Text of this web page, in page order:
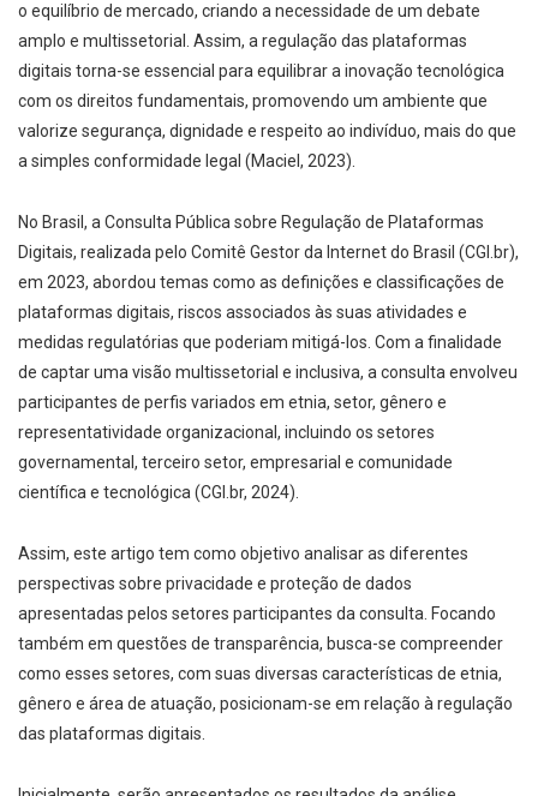
o equilíbrio de mercado, criando a necessidade de um debate
amplo e multissetorial. Assim, a regulação das plataformas
digitais torna-se essencial para equilibrar a inovação tecnológica
com os direitos fundamentais, promovendo um ambiente que
valorize segurança, dignidade e respeito ao indivíduo, mais do que
a simples conformidade legal (Maciel, 2023).
No Brasil, a Consulta Pública sobre Regulação de Plataformas
Digitais, realizada pelo Comitê Gestor da Internet do Brasil (CGI.br),
em 2023, abordou temas como as definições e classificações de
plataformas digitais, riscos associados às suas atividades e
medidas regulatórias que poderiam mitigá-los. Com a finalidade
de captar uma visão multissetorial e inclusiva, a consulta envolveu
participantes de perfis variados em etnia, setor, gênero e
representatividade organizacional, incluindo os setores
governamental, terceiro setor, empresarial e comunidade
científica e tecnológica (CGI.br, 2024).
Assim, este artigo tem como objetivo analisar as diferentes
perspectivas sobre privacidade e proteção de dados
apresentadas pelos setores participantes da consulta. Focando
também em questões de transparência, busca-se compreender
como esses setores, com suas diversas características de etnia,
gênero e área de atuação, posicionam-se em relação à regulação
das plataformas digitais.